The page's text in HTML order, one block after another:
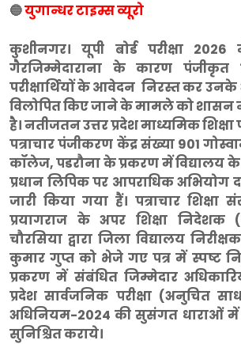
🔵युगान्धर टाइम्स व्यूरो
कुशीनगर। यूपी बोर्ड परीक्षा
गैरजिम्मेदाराना के कारण पंजीकृत
परीक्षार्थियों के आवेदन निरस्त कर
विलोपित किए जाने के मामले को शासन
है। नतीजतन उत्तर प्रदेश माध्यमिक शिक्षा
पत्राचार पंजीकरण केंद्र संख्या 901
कॉलेज, पडरौना के प्रकरण में विद्यालय
प्रधान लिपिक पर आपराधिक
जारी किया गया हैं। पत्राचार शिक्षा
प्रयागराज के अपर शिक्षा निदेशक
चौरसिया द्वारा जिला विद्यालय
कुमार गुप्त को भेजे गए पत्र में स्पष्ट
प्रकरण में संबंधित जिम्मेदार
प्रदेश सार्वजनिक परीक्षा (अनुचित
अधिनियम-2024 की सुसंगत धाराओं
सुनिश्चित कराये।